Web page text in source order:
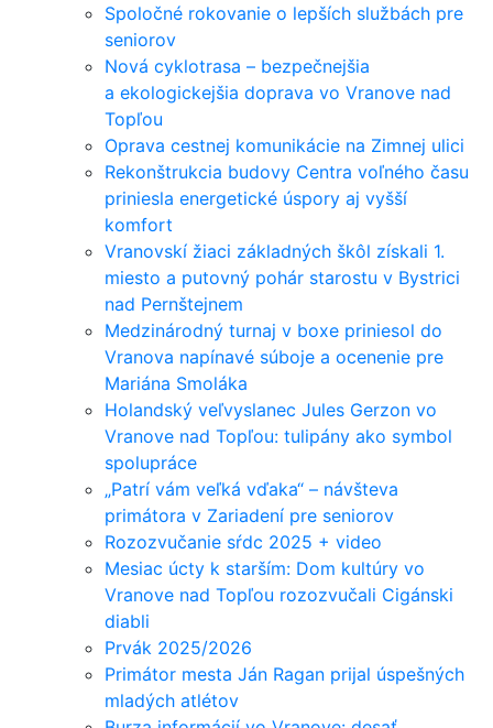
Spoločné rokovanie o lepších službách pre
seniorov
Nová cyklotrasa – bezpečnejšia
a ekologickejšia doprava vo Vranove nad
Topľou
Oprava cestnej komunikácie na Zimnej ulici
Rekonštrukcia budovy Centra voľného času
priniesla energetické úspory aj vyšší
komfort
Vranovskí žiaci základných škôl získali 1.
miesto a putovný pohár starostu v Bystrici
nad Pernštejnem
Medzinárodný turnaj v boxe priniesol do
Vranova napínavé súboje a ocenenie pre
Mariána Smoláka
Holandský veľvyslanec Jules Gerzon vo
Vranove nad Topľou: tulipány ako symbol
spolupráce
„Patrí vám veľká vďaka“ – návšteva
primátora v Zariadení pre seniorov
Rozozvučanie sŕdc 2025 + video
Mesiac úcty k starším: Dom kultúry vo
Vranove nad Topľou rozozvučali Cigánski
diabli
Prvák 2025/2026
Primátor mesta Ján Ragan prijal úspešných
mladých atlétov